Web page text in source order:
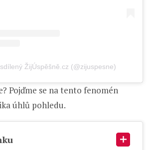
ŽijÚspěšně.cz (@zijuspesne)
Pojďme se na tento fenomén
úhlů pohledu.